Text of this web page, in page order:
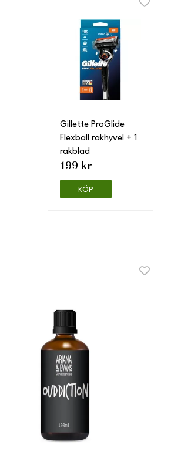
Gillette ProGlide
Flexball rakhyvel + 1
rakblad
199 kr
KÖP